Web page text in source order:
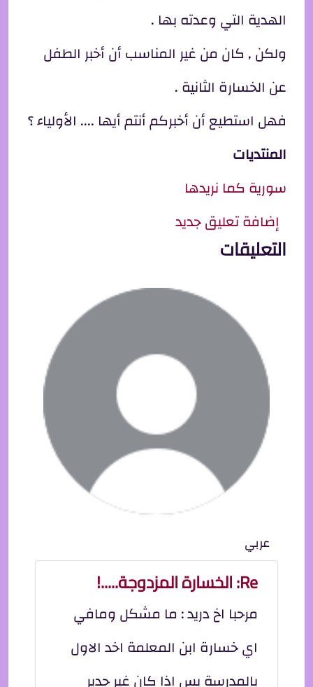
الهدية التي وعدته بها .
ولكن , كان من غير المناسب أن أخبر الطفل
عن الخسارة الثانية .
فهل استطيع أن أخبركم أنتم أيها .... الأولياء ؟
المنتديات
سورية كما نريدها
إضافة تعليق جديد
التعليقات
عربي
Re: الخسارة المزدوجة.....!
مرحبا اخ دريد : ما مشكل ومافي
اي خسارة ابن المعلمة اخد الاول
بالمدرسة بس اذا كان غير جدير